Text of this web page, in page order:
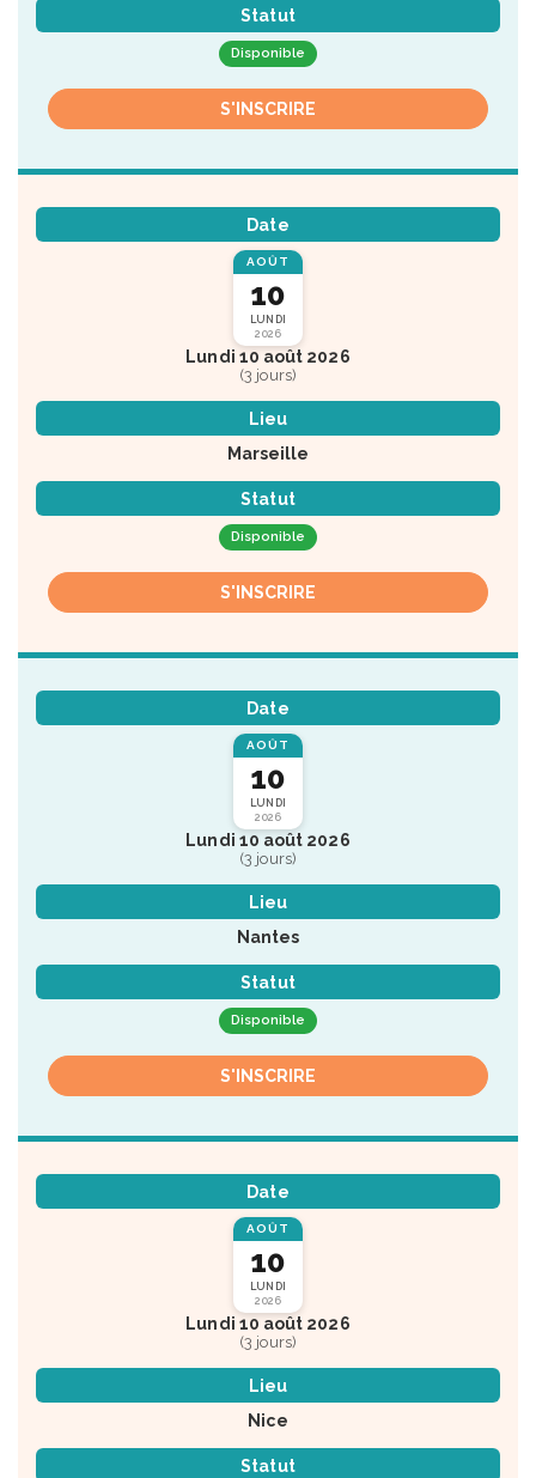
Statut
Disponible
S'INSCRIRE
Date
AOÛT
10
LUNDI
2026
Lundi 10 août 2026
(3 jours)
Lieu
Marseille
Statut
Disponible
S'INSCRIRE
Date
AOÛT
10
LUNDI
2026
Lundi 10 août 2026
(3 jours)
Lieu
Nantes
Statut
Disponible
S'INSCRIRE
Date
AOÛT
10
LUNDI
2026
Lundi 10 août 2026
(3 jours)
Lieu
Nice
Statut